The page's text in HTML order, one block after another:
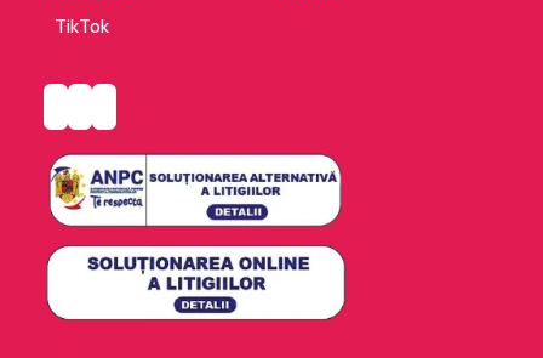
TikTok